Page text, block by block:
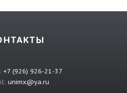
+7 (926) 926-21-37
unimx@ya.ru